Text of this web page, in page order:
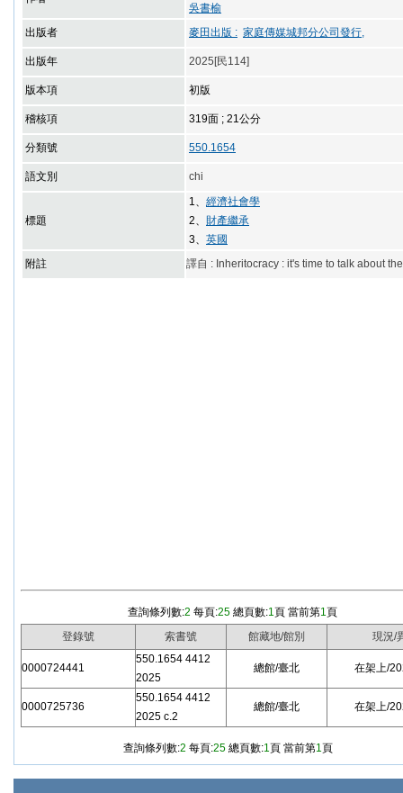
吳書榆
出版者
麥田出版 : 家庭傳媒城邦分公司發行,
出版年 2025[民114]
版本項 初版
稽核項 319面 ; 21公分
分類號 550.1654
語文別 chi
標題
1、 經濟社會學
2、 財產繼承
3、 英國
附註
譯自 : Inheritocracy : it's time to talk about
查詢條列數:2 每頁:25總頁數:1頁 當前第1頁
登錄號
索書號 館藏地/館別 現況/
0000724441
550.1654 4412
2025
總館/臺北 在架上/
0000725736
550.1654 4412
2025 c.2
總館/臺北 在架上/
查詢條列數:2 每頁:25 總頁數:1頁 當前第1頁